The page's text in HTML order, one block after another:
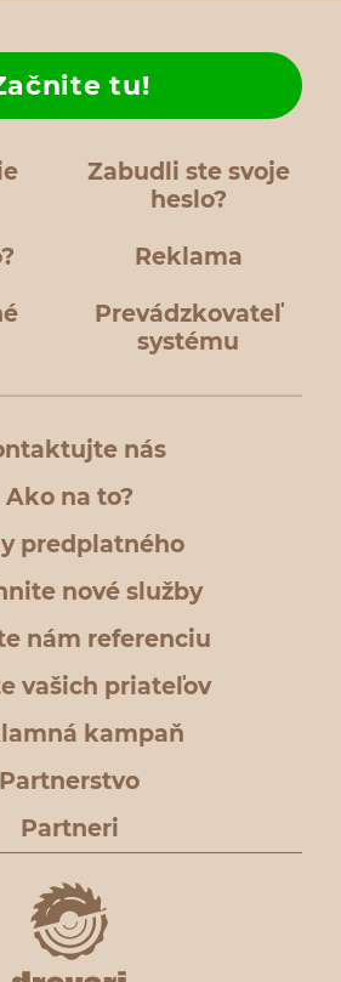
Zabudli ste svoje
heslo?
tu!
Reklama
Prevádzkovateľ
systému
nás
Ako na to?
predplatného
nové služby
nám referenciu
vašich priateľov
kampaň
Partnerstvo
Partneri